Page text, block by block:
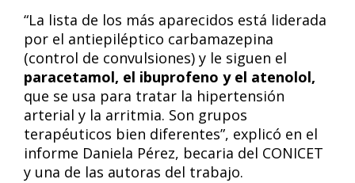
“La lista de los más aparecidos está liderada
por el antiepiléptico carbamazepina
(control de convulsiones) y le siguen el
paracetamol, el ibuprofeno y el atenolol,
que se usa para tratar la hipertensión
arterial y la arritmia. Son grupos
terapéuticos bien diferentes”, explicó en el
informe Daniela Pérez, becaria del CONICET
y una de las autoras del trabajo.